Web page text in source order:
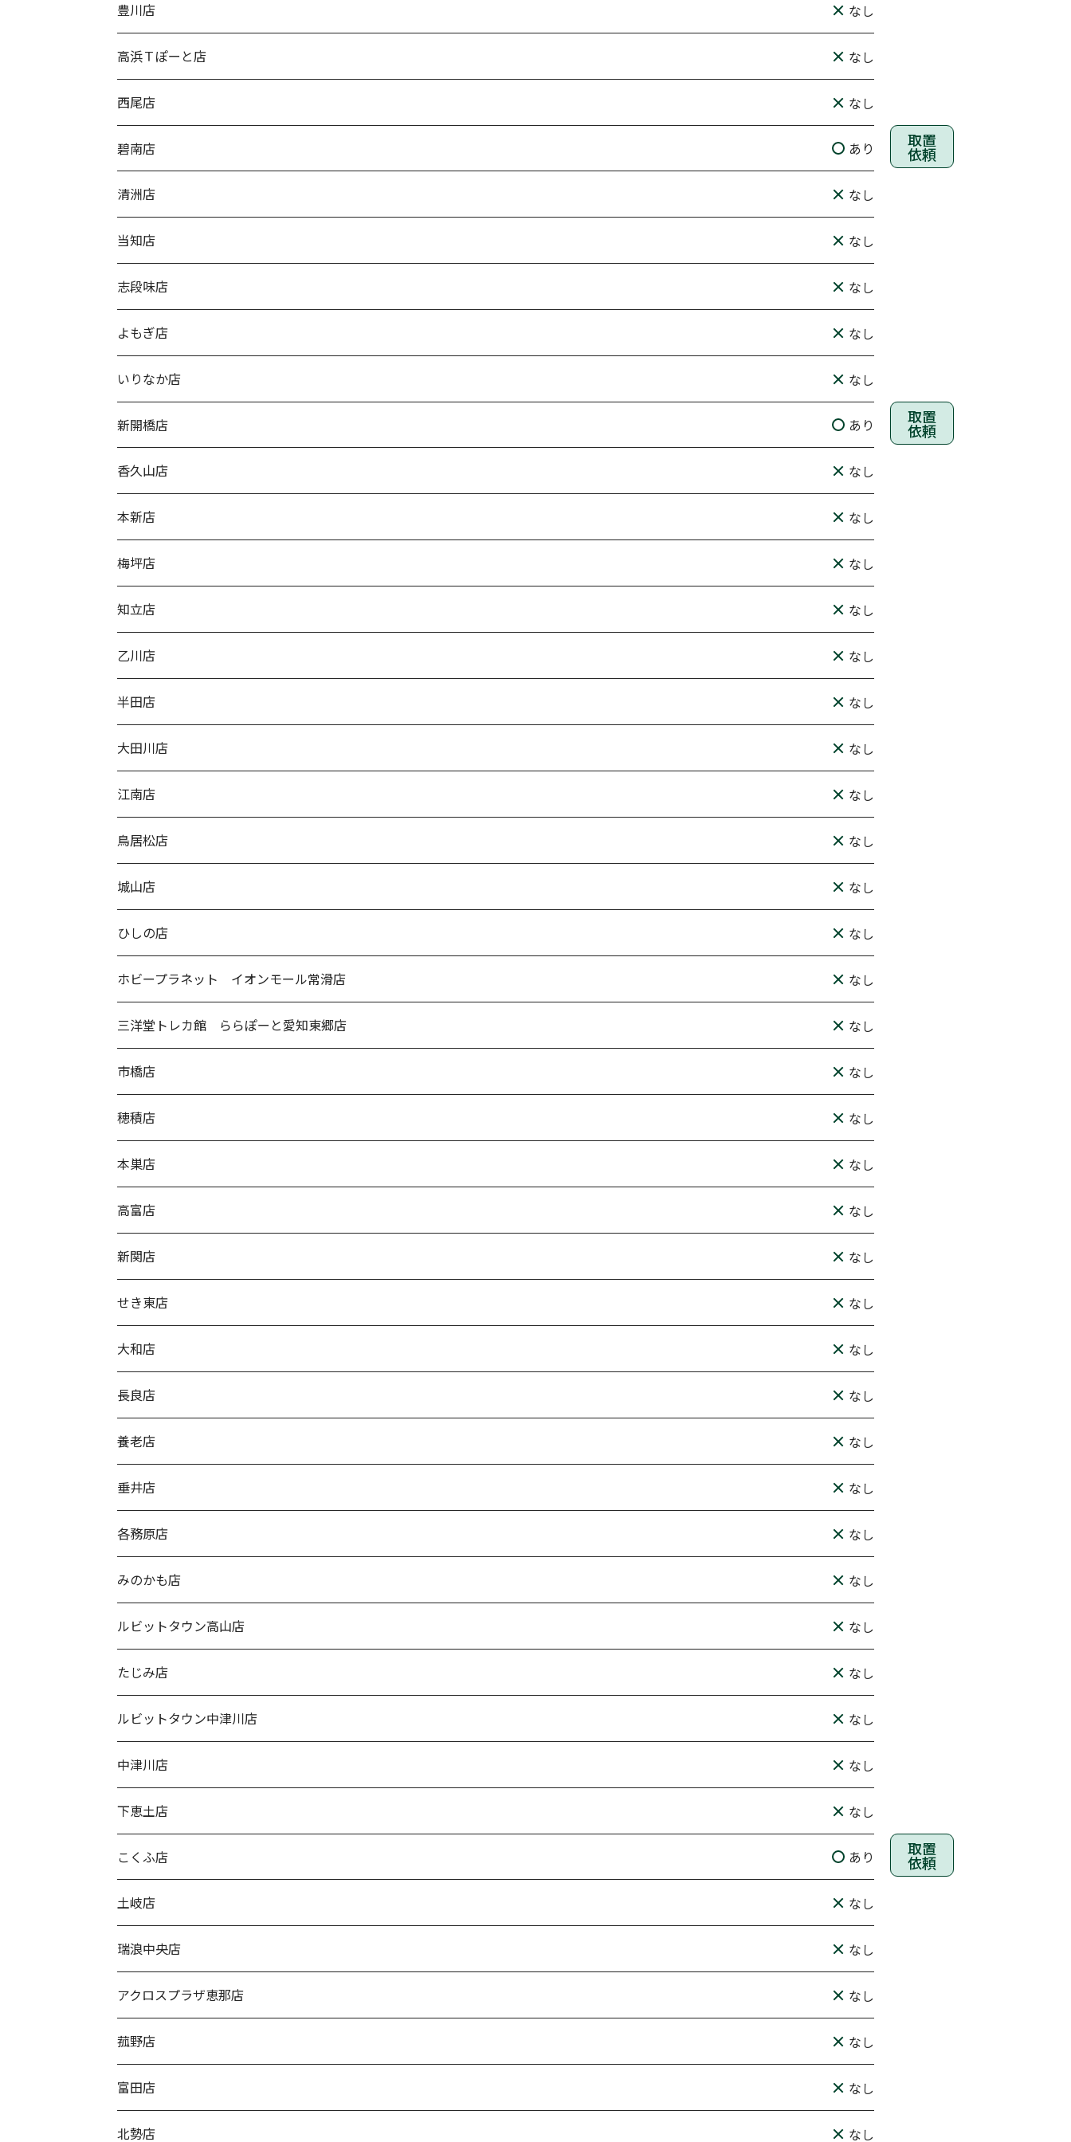
豊川店 なし
高浜Ｔぽーと店 なし
西尾店 なし
碧南店 あり 取置
依頼
清洲店 なし
当知店 なし
志段味店 なし
よもぎ店 なし
いりなか店 なし
新開橋店 あり 取置
依頼
香久山店 なし
本新店 なし
梅坪店 なし
知立店 なし
乙川店 なし
半田店 なし
大田川店 なし
江南店 なし
鳥居松店 なし
城山店 なし
ひしの店 なし
ホビープラネット イオンモール常滑店 なし
三洋堂トレカ館 ららぽーと愛知東郷店 なし
市橋店 なし
穂積店 なし
本巣店 なし
高富店 なし
新関店 なし
せき東店 なし
大和店 なし
長良店 なし
養老店 なし
垂井店 なし
各務原店 なし
みのかも店 なし
ルビットタウン高山店 なし
たじみ店 なし
ルビットタウン中津川店 なし
中津川店 なし
下恵土店 なし
こくふ店 あり 取置
依頼
土岐店 なし
瑞浪中央店 なし
アクロスプラザ恵那店 なし
菰野店 なし
富田店 なし
北勢店 なし